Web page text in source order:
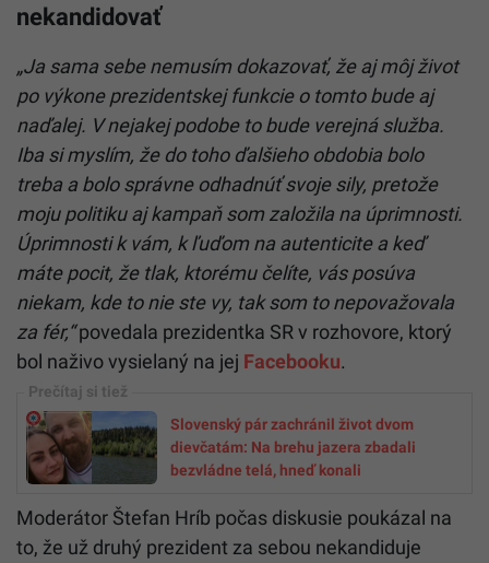
nekandidovať
„Ja sama sebe nemusím dokazovať, že aj môj život
po výkone prezidentskej funkcie o tomto bude aj
naďalej. V nejakej podobe to bude verejná služba.
Iba si myslím, že do toho ďalšieho obdobia bolo
treba a bolo správne odhadnúť svoje sily, pretože
moju politiku aj kampaň som založila na úprimnosti.
Úprimnosti k vám, k ľuďom na autenticite a keď
máte pocit, že tlak, ktorému čelíte, vás posúva
niekam, kde to nie ste vy, tak som to nepovažovala
za fér,“povedala prezidentka SR v rozhovore, ktorý
bol naživo vysielaný na jej Facebooku.
Slovenský pár zachránil život dvom
dievčatám: Na brehu jazera zbadali
bezvládne telá, hneď konali
Moderátor Štefan Hríb počas diskusie poukázal na
to, že už druhý prezident za sebou nekandiduje